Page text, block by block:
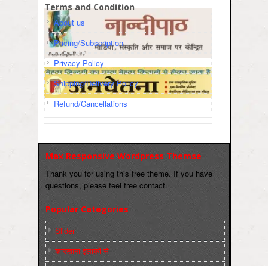
Terms and Condition
About us
Pricing/Subscription
Privacy Policy
Shipping/Delivery Policy
Refund/Cancellations
Max Responsive Wordpress Themse
Thank you for using this free theme. If you have
questions, please feel free contact.
Popular Categories
Slider
कारख़ाना इलाक़ों से